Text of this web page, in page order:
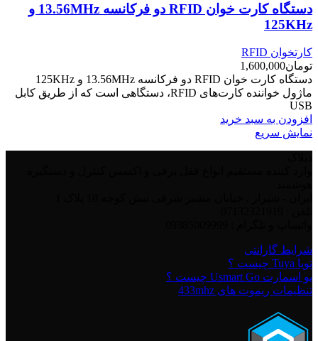
دستگاه کارت خوان RFID دو فرکانسه 13.56MHz و
125KHz
کارتخوان RFID
تومان1,600,000
دستگاه کارت خوان RFID دو فرکانسه 13.56MHz و 125KHz
ماژول خواننده کارت‌های RFID، دستگاهی است که از طریق کابل
USB
افزودن به سبد خرید
نمایش سریع
شرایط گارانتی
تویا Tuya چیست ؟
یو اسمارت Usmart Go چیست ؟
تنظیمات ریموت های 433mhz